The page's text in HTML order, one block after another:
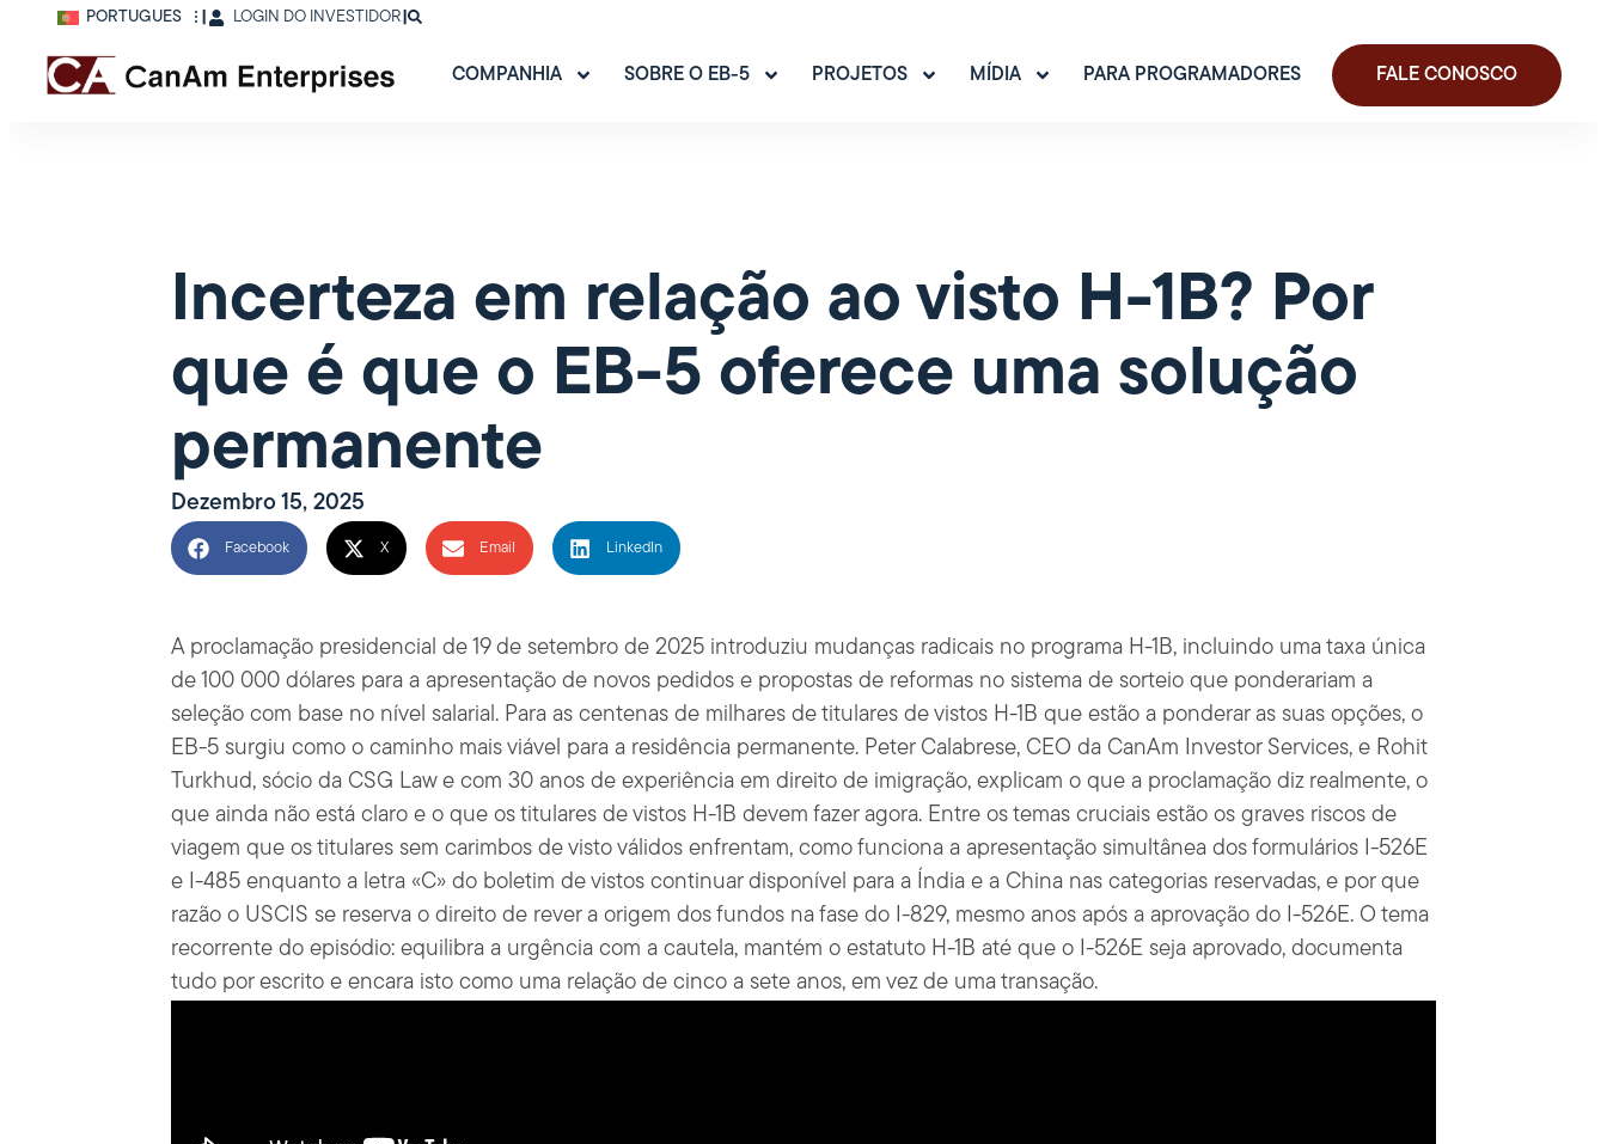
PORTUGUÊS LOGIN DO INVESTIDOR |
COMPANHIA SOBRE O EB-5 PROJETOS MÍDIA PARA PROGRAMADORES FALE CONOSCO
Incerteza em relação ao visto H-1B? Por
que é que o EB-5 oferece uma solução
permanente
Dezembro 15, 2025
Facebook X Email LinkedIn
A proclamação presidencial de 19 de setembro de 2025 introduziu mudanças radicais no programa H-1B, incluindo uma taxa única
de 100 000 dólares para a apresentação de novos pedidos e propostas de reformas no sistema de sorteio que ponderariam a
seleção com base no nível salarial. Para as centenas de milhares de titulares de vistos H-1B que estão a ponderar as suas opções, o
EB-5 surgiu como o caminho mais viável para a residência permanente. Peter Calabrese, CEO da CanAm Investor Services, e Rohit
Turkhud, sócio da CSG Law e com 30 anos de experiência em direito de imigração, explicam o que a proclamação diz realmente, o
que ainda não está claro e o que os titulares de vistos H-1B devem fazer agora. Entre os temas cruciais estão os graves riscos de
viagem que os titulares sem carimbos de visto válidos enfrentam, como funciona a apresentação simultânea dos formulários I-526E
e I-485 enquanto a letra «C» do boletim de vistos continuar disponível para a Índia e a China nas categorias reservadas, e por que
razão o USCIS se reserva o direito de rever a origem dos fundos na fase do I-829, mesmo anos após a aprovação do I-526E. O tema
recorrente do episódio: equilibra a urgência com a cautela, mantém o estatuto H-1B até que o I-526E seja aprovado, documenta
tudo por escrito e encara isto como uma relação de cinco a sete anos, em vez de uma transação.